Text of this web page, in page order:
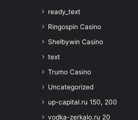
ready_text
Ringospin Casino
Shelbywin Casino
text
Trumo Casino
Uncategorized
up-capital.ru 150, 200
vodka-zerkalo.ru 20